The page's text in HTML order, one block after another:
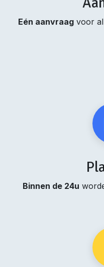
Eén aanvraag voor
Binnen de 24u